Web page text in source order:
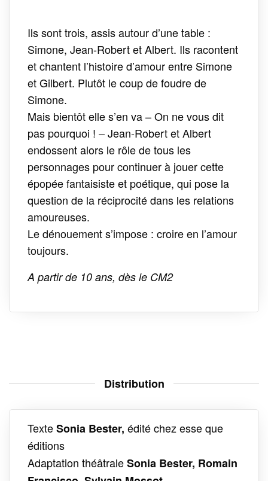
Ils sont trois, assis autour d’une table :
Simone, Jean-Robert et Albert. Ils racontent
et chantent l’histoire d’amour entre Simone
et Gilbert. Plutôt le coup de foudre de
Simone.
Mais bientôt elle s’en va – On ne vous dit
pas pourquoi ! – Jean-Robert et Albert
endossent alors le rôle de tous les
personnages pour continuer à jouer cette
épopée fantaisiste et poétique, qui pose la
question de la réciprocité dans les relations
amoureuses.
Le dénouement s’impose : croire en l’amour
toujours.
A partir de 10 ans, dès le CM2
Distribution
TexteSonia Bester, édité chez esse que
éditions
Adaptation théâtraleSonia Bester, Romain